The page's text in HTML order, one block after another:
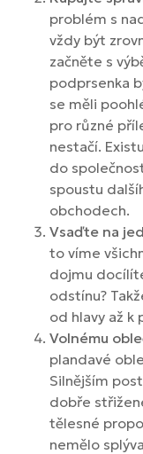
problém s
vždy být
začněte s
podprsenka
se měli
pro různé
nestačí.
do
spoustu
obchodech.
Vsaďte na
to víme
dojmu
odstínu?
od hlavy až k
Volnému
plandavé
Silnějším
dobře
tělesné
nemělo